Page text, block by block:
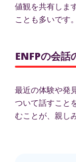
値観を共有しま
ことも多いです。
ENFPの会話
最近の体験や発
ついて話すこと
むことが、親し